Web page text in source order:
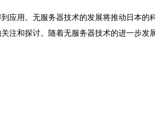
用。无服务器技术的发展将推动日本的
注和探讨。随着无服务器技术的进一步